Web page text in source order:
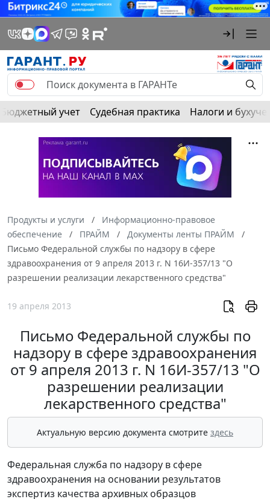
Бюджетный учет Судебная практика Налоги и
Продукты и услуги
Информационно-правовое
обеспечение
ПРАЙМ
Документы ленты ПРАЙМ
Письмо Федеральной службы по надзору в сфере
здравоохранения от 9 апреля 2013 г. N 16И-357/13 "О
разрешении реализации лекарственного средства"
19 апреля 2013
Письмо Федеральной службы по
надзору в сфере здравоохранения
от 9 апреля 2013 г. N 16И-357/13 "О
разрешении реализации
лекарственного средства"
Актуальную версию документа смотрите здесь
Федеральная служба по надзору в сфере
здравоохранения на основании результатов
экспертиз качества архивных образцов